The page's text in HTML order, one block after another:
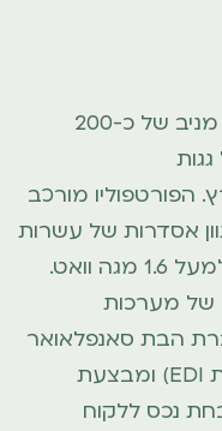
סאנפלאואר מחזיקה בפורטפוליו מניב של כ-200
הפורטפוליו מורכב
אסדרות של עשרות
קילו וואט בודדים למערכת ועד למעל 1.6 מגה וואט.
של מערכות
הבת סאנפלאואר
שירותי אנרגיה ובשיתוף עם חברת EDI) ומבצעת
נכס ללקוח